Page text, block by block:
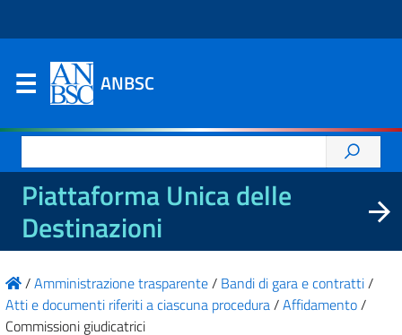
ANBSC
per:
Piattaforma Unica delle
Destinazioni
/Amministrazione trasparente/ Bandi di gara e contratti/
Atti e documenti riferiti a ciascuna procedura/Affidamento/
Commissioni giudicatrici